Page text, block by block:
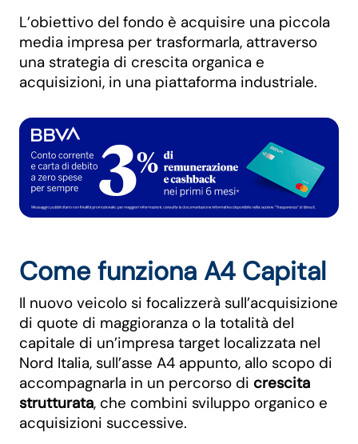
L’obiettivo del fondo è acquisire una piccola
media impresa per trasformarla, attraverso
una strategia di crescita organica e
acquisizioni, in una piattaforma industriale.
Come funziona A4 Capital
Il nuovo veicolo si focalizzerà sull’acquisizione
di quote di maggioranza o la totalità del
capitale di un’impresa target localizzata nel
Nord Italia, sull’asse A4 appunto, allo scopo di
accompagnarla in un percorso di crescita
strutturata, che combini sviluppo organico e
acquisizioni successive.